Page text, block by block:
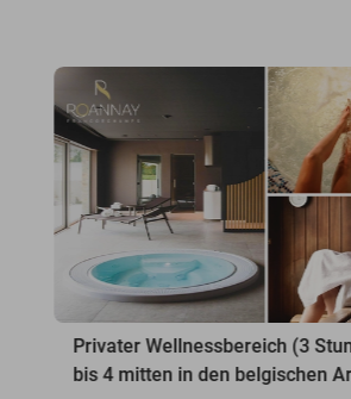
Privater Wellnessbereich (3
bis 4 mitten in den belgischen